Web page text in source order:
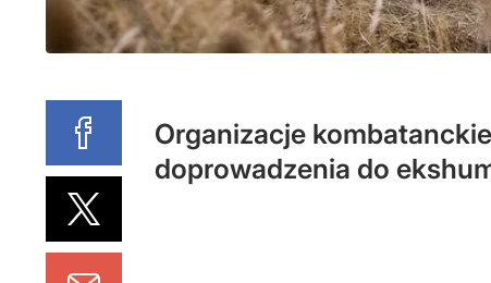
Organizacje
doprowadzenia do